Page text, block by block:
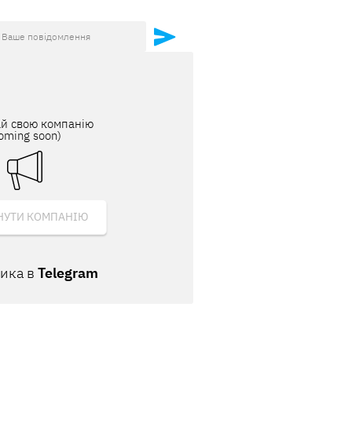
свою компанію
soon)
КОМПАНІЮ
в Telegram